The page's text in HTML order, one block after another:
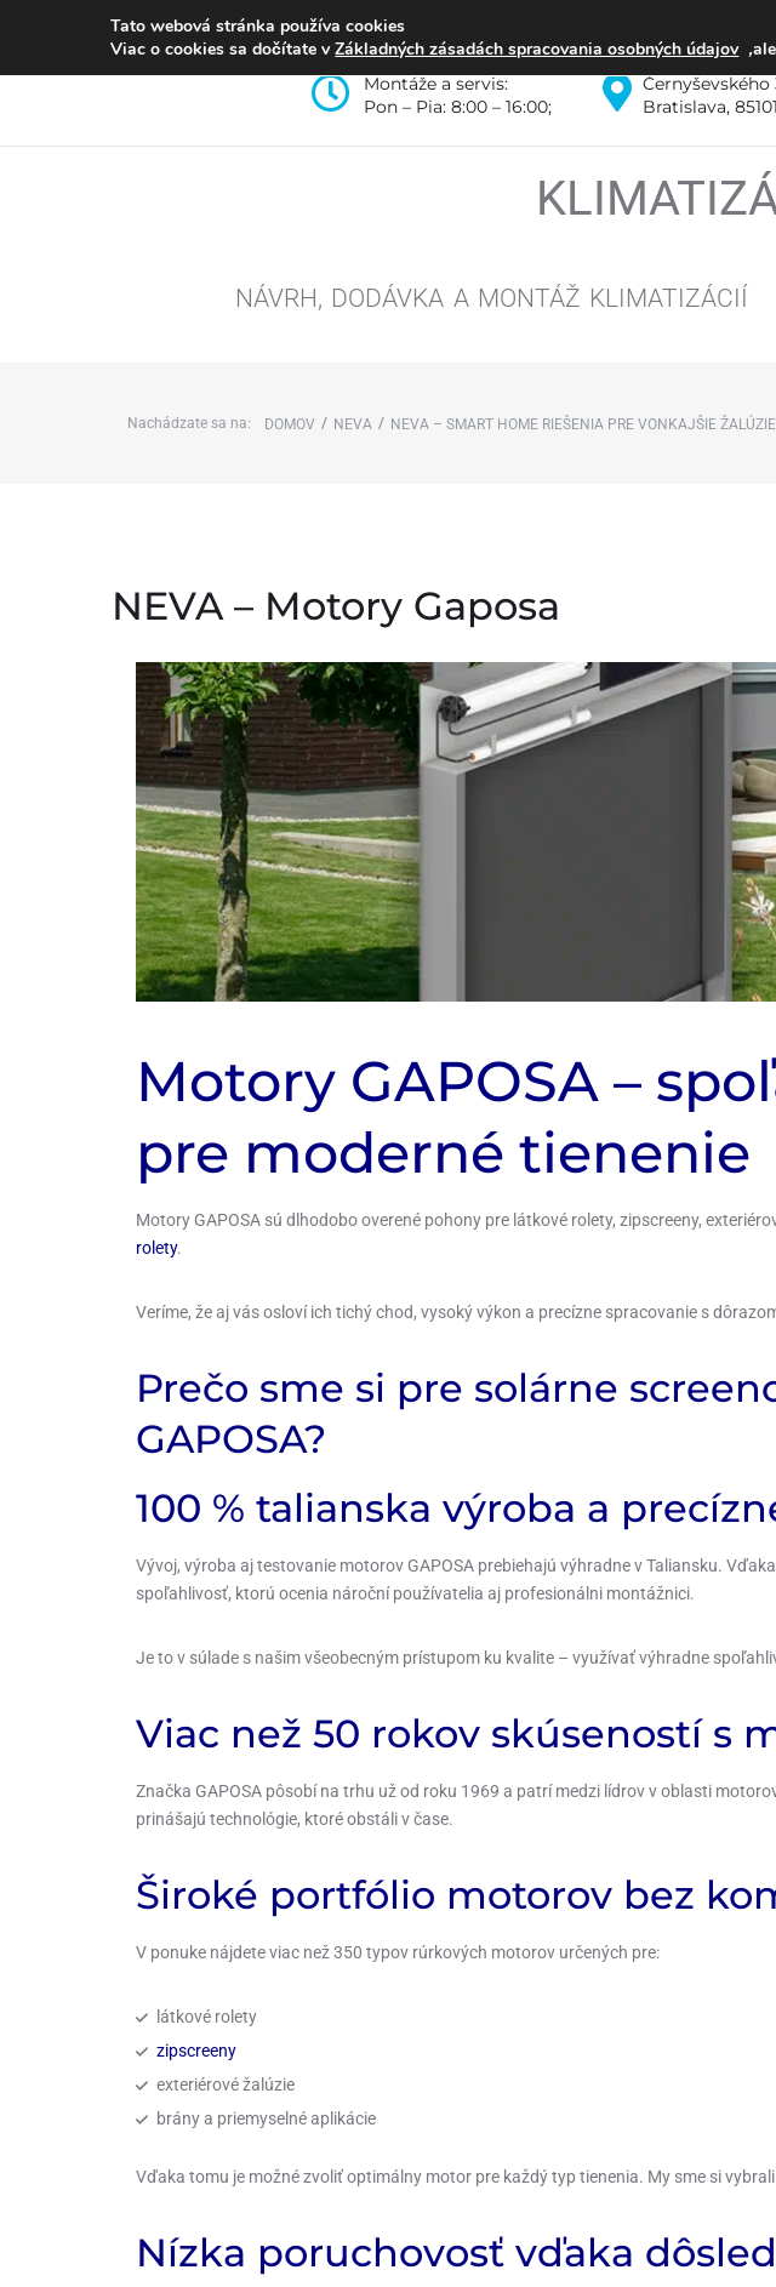
Montáže a servis:
Pon – Pia: 8:00 – 16:00;
Černyševského
Bratislava, 85101
NÁVRH, DODÁVKA A MONTÁŽ KLIMATIZÁCIÍ
Nachádzate sa na: DOMOV / NEVA / NEVA – SMART HOME RIEŠENIA PRE VONKAJŠIE
NEVA – Motory Gaposa
Motory GAPOSA –
pre moderné tienenie
Motory GAPOSA sú dlhodobo overené pohony pre látkové rolety, zipscreeny,
rolety.
Veríme, že aj vás osloví ich tichý chod, vysoký výkon a precízne spracovanie s
Prečo sme si pre solárne
GAPOSA?
100 % talianska výroba a
Vývoj, výroba aj testovanie motorov GAPOSA prebiehajú výhradne v Taliansku.
spoľahlivosť, ktorú ocenia nároční používatelia aj profesionálni montážnici.
Je to v súlade s našim všeobecným prístupom ku kvalite – využívať výhradne
Viac než 50 rokov skúseností s
Značka GAPOSA pôsobí na trhu už od roku 1969 a patrí medzi lídrov v oblasti
prinášajú technológie, ktoré obstáli v čase.
Široké portfólio motorov bez
V ponuke nájdete viac než 350 typov rúrkových motorov určených pre:
látkové rolety
zipscreeny
exteriérové žalúzie
brány a priemyselné aplikácie
Vďaka tomu je možné zvoliť optimálny motor pre každý typ tienenia. My sme si
Nízka poruchovosť vďaka
Tato webová stránka používa cookies
Viac o cookies sa dočítate vZákladných zásadách spracovania osobných údajov,